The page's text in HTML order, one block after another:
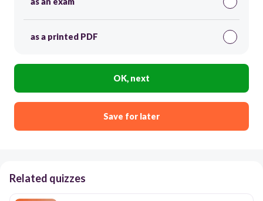
as a printed PDF
OK, next
Save for later
Related quizzes